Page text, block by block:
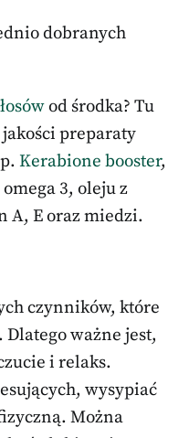
dobranych
od środka? Tu
preparaty
Kerabione booster,
3, oleju z
A, E oraz miedzi.
czynników, które
Dlatego ważne jest,
i relaks.
wysypiać
Można